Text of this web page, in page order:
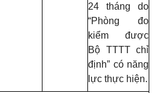
24 tháng do
“Phòng đo
kiểm
được
Bộ TTTT chỉ
định” có năng
lực thực hiện.